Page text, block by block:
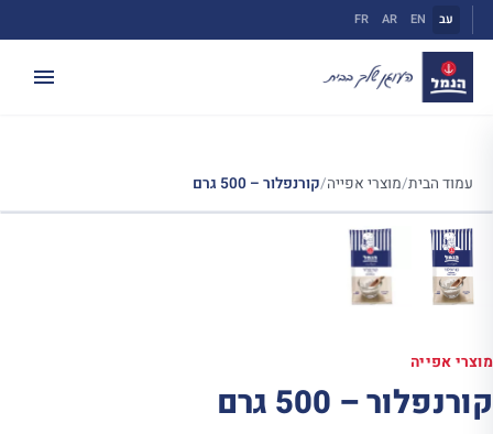
לתוכן
עב EN
AR
FR
עמוד הבית/מוצרי אפייה/קורנפלור – 500 גרם
מוצרי אפייה
קורנפלור – 500 גרם